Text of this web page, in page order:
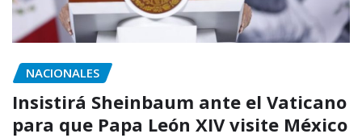
NACIONALES
Insistirá Sheinbaum ante el Vaticano
para que Papa León XIV visite México